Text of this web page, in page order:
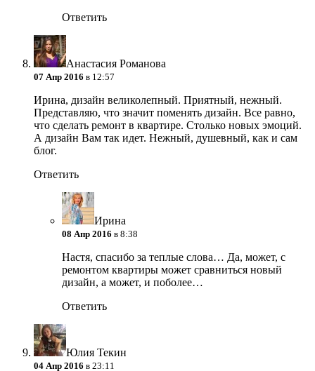
Ответить
Анастасия Романова
07 Апр 2016 в 12:57
Ирина, дизайн великолепный. Приятный, нежный.
Представляю, что значит поменять дизайн. Все равно,
что сделать ремонт в квартире. Столько новых эмоций.
А дизайн Вам так идет. Нежный, душевный, как и сам
блог.
Ответить
Ирина
08 Апр 2016 в 8:38
Настя, спасибо за теплые слова… Да, может, с
ремонтом квартиры может сравниться новый
дизайн, а может, и поболее…
Ответить
Юлия Текин
04 Апр 2016 в 23:11